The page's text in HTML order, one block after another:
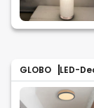
GLOBO LED-